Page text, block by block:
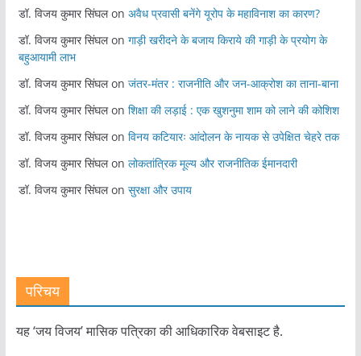
डॉ. विजय कुमार सिंघलon अवैध प्रवासी बनेंगे यूरोप के महाविनाश का कारण?
डॉ. विजय कुमार सिंघलon गाड़ी खरीदने के बजाय किराये की गाड़ी के प्रयोग के
बहुआयामी लाभ
डॉ. विजय कुमार सिंघलon जंतर-मंतर : राजनीति और जन-आक्रोश का ताना-बाना
डॉ. विजय कुमार सिंघलon शिक्षा की लड़ाई : एक खुशनुमा शाम को लाने की कोशिश
डॉ. विजय कुमार सिंघलon विनय कटियारः आंदोलन के नायक से उपेक्षित चेहरे तक
डॉ. विजय कुमार सिंघलon लोकतांत्रिक मूल्य और राजनीतिक ईमानदारी
डॉ. विजय कुमार सिंघलon सुरक्षा और उपाय
परिचय
यह ‘जय विजय’ मासिक पत्रिका की आधिकारिक वेबसाइट है.